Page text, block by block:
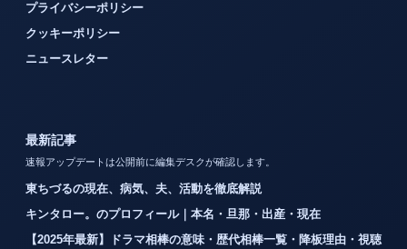
プライバシーポリシー
クッキーポリシー
ニュースレター
最新記事
速報アップデートは公開前に編集デスクが確認します。
東ちづるの現在、病気、夫、活動を徹底解説
キンタロー。のプロフィール｜本名・旦那・出産・現在
【2025年最新】ドラマ相棒の意味・歴代相棒一覧・降板理由・視聴